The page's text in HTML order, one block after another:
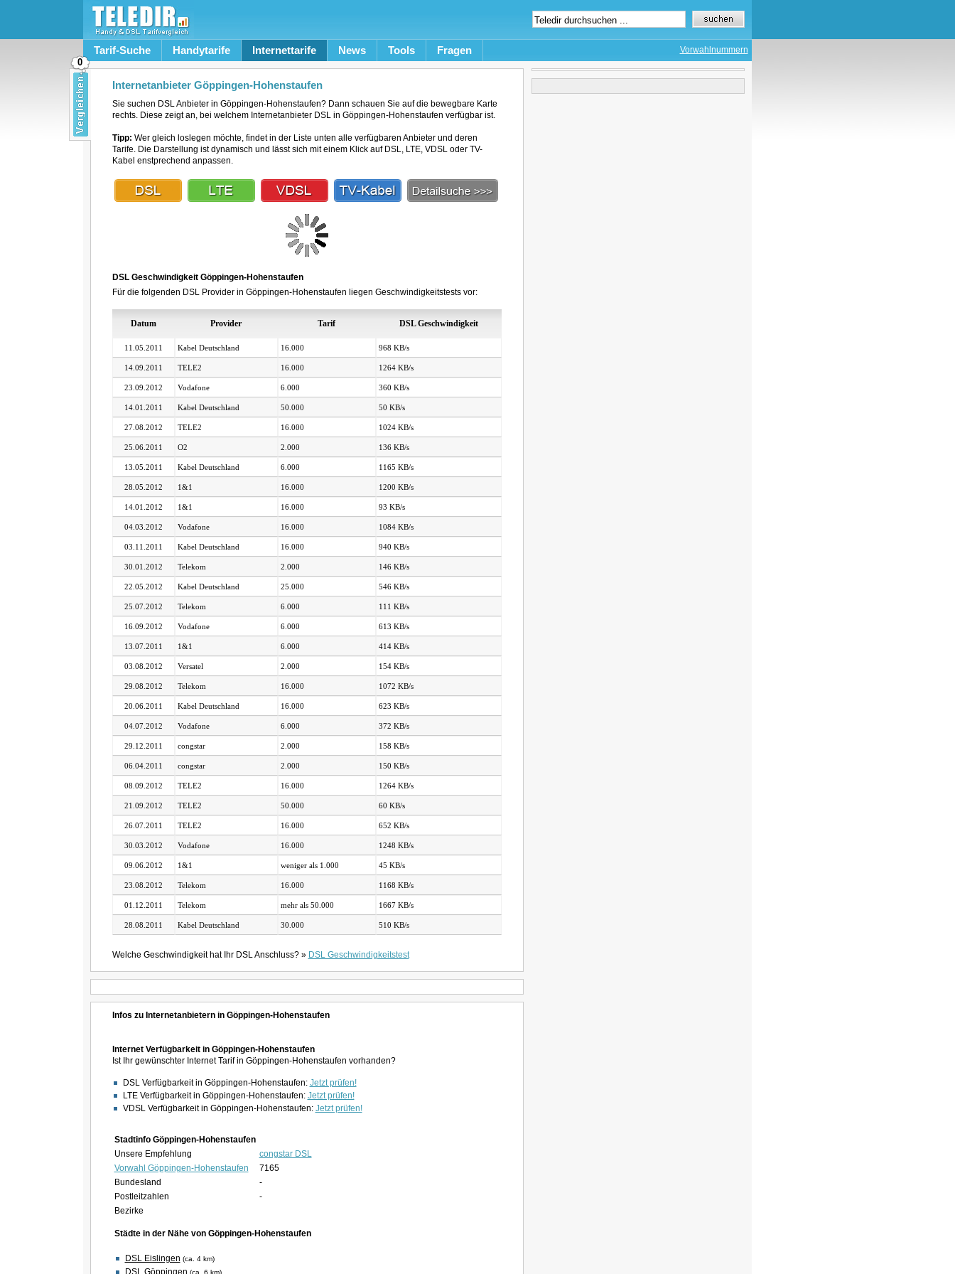
Tarif-Suche Handytarife Internettarife News Tools Fragen Vorwahlnummern
Internetanbieter Göppingen-Hohenstaufen
Sie suchen DSL Anbieter in Göppingen-Hohenstaufen? Dann schauen Sie auf die bewegbare Karte
rechts. Diese zeigt an, bei welchem Internetanbieter DSL in Göppingen-Hohenstaufen verfügbar ist.
Tipp: Wer gleich loslegen möchte, findet in der Liste unten alle verfügbaren Anbieter und deren
Tarife. Die Darstellung ist dynamisch und lässt sich mit einem Klick auf DSL, LTE, VDSL oder TV-
Kabel enstprechend anpassen.
DSL Geschwindigkeit Göppingen-Hohenstaufen
Für die folgenden DSL Provider in Göppingen-Hohenstaufen liegen Geschwindigkeitstests vor:
Datum Provider Tarif DSL Geschwindigkeit
11.05.2011 Kabel Deutschland 16.000 968 KB/s
14.09.2011 TELE2 16.000 1264 KB/s
23.09.2012 Vodafone 6.000 360 KB/s
14.01.2011 Kabel Deutschland 50.000 50 KB/s
27.08.2012 TELE2 16.000 1024 KB/s
25.06.2011 O2 2.000 136 KB/s
13.05.2011 Kabel Deutschland 6.000 1165 KB/s
28.05.2012 1&1 16.000 1200 KB/s
14.01.2012 1&1 16.000 93 KB/s
04.03.2012 Vodafone 16.000 1084 KB/s
03.11.2011 Kabel Deutschland 16.000 940 KB/s
30.01.2012 Telekom 2.000 146 KB/s
22.05.2012 Kabel Deutschland 25.000 546 KB/s
25.07.2012 Telekom 6.000 111 KB/s
16.09.2012 Vodafone 6.000 613 KB/s
13.07.2011 1&1 6.000 414 KB/s
03.08.2012 Versatel 2.000 154 KB/s
29.08.2012 Telekom 16.000 1072 KB/s
20.06.2011 Kabel Deutschland 16.000 623 KB/s
04.07.2012 Vodafone 6.000 372 KB/s
29.12.2011 congstar 2.000 158 KB/s
06.04.2011 congstar 2.000 150 KB/s
08.09.2012 TELE2 16.000 1264 KB/s
21.09.2012 TELE2 50.000 60 KB/s
26.07.2011 TELE2 16.000 652 KB/s
30.03.2012 Vodafone 16.000 1248 KB/s
09.06.2012 1&1 weniger als 1.000 45 KB/s
23.08.2012 Telekom 16.000 1168 KB/s
01.12.2011 Telekom mehr als 50.000 1667 KB/s
28.08.2011 Kabel Deutschland 30.000 510 KB/s
Welche Geschwindigkeit hat Ihr DSL Anschluss? » DSL Geschwindigkeitstest
Infos zu Internetanbietern in Göppingen-Hohenstaufen
Internet Verfügbarkeit in Göppingen-Hohenstaufen
Ist Ihr gewünschter Internet Tarif in Göppingen-Hohenstaufen vorhanden?
DSL Verfügbarkeit in Göppingen-Hohenstaufen: Jetzt prüfen!
LTE Verfügbarkeit in Göppingen-Hohenstaufen: Jetzt prüfen!
VDSL Verfügbarkeit in Göppingen-Hohenstaufen: Jetzt prüfen!
Stadtinfo Göppingen-Hohenstaufen
Unsere Empfehlung
congstar DSL
Vorwahl Göppingen-Hohenstaufen
7165
Bundesland
-
Postleitzahlen
-
Bezirke
Städte in der Nähe von Göppingen-Hohenstaufen
DSL Eislingen (ca. 4 km)
DSL Göppingen (ca. 6 km)
0